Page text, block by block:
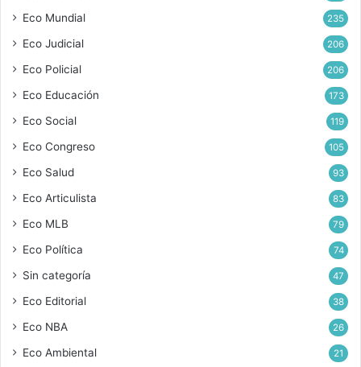
Eco Mundial 235
Eco Judicial 206
Eco Policial 206
Eco Educación 173
Eco Social 119
Eco Congreso 105
Eco Salud 93
Eco Articulista 83
Eco MLB 79
Eco Política 74
Sin categoría 47
Eco Editorial 38
Eco NBA 26
Eco Ambiental 21